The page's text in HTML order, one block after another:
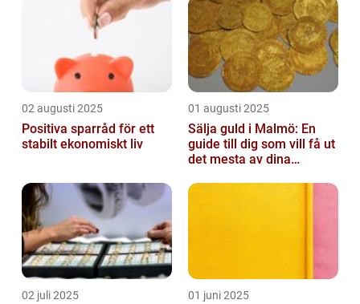
02 augusti 2025
Positiva sparråd för ett
stabilt ekonomiskt liv
01 augusti 2025
Sälja guld i Malmö: En
guide till dig som vill få ut
det mesta av dina
02 juli 2025 01 juni 2025